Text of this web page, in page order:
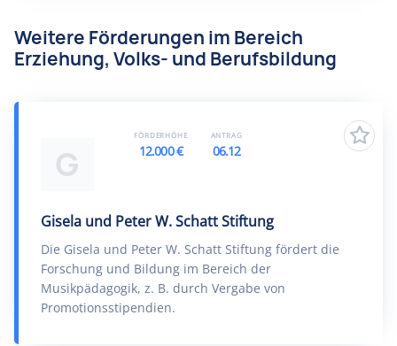
Weitere Förderungen im Bereich
Erziehung, Volks- und Berufsbildung
G
Gisela und Peter W. Schatt Stiftung
Die Gisela und Peter W. Schatt Stiftung fördert die
Forschung und Bildung im Bereich der
Musikpädagogik, z. B. durch Vergabe von
Promotionsstipendien.
FÖRDERHÖHE
12.000 €
ANTRAG
06.12